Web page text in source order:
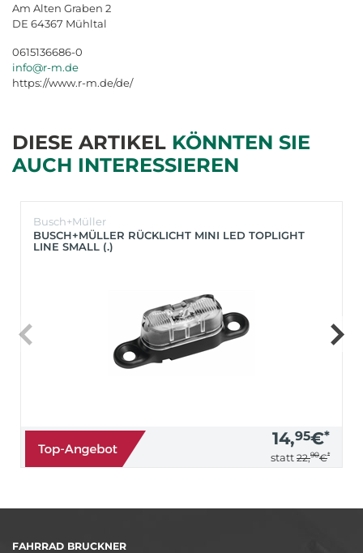
Am Alten Graben 2
DE 64367 Mühltal
0615136686-0
info@r-m.de
https://www.r-m.de/de/
DIESE ARTIKEL KÖNNTEN SIE
AUCH INTERESSIEREN
Busch+Müller
BUSCH+MÜLLER RÜCKLICHT MINI LED TOPLIGHT
LINE SMALL (.)
14,95€*
statt 22,90€*
FAHRRAD BRUCKNER